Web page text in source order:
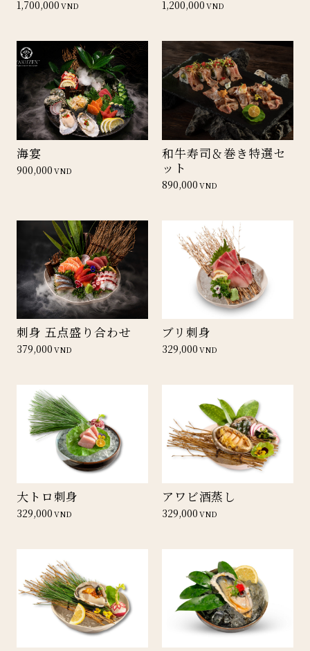
1,700,000VND 1,200,000VND
海宴
900,000VND
和牛寿司＆巻き特選セ
ット
890,000VND
刺身 五点盛り合わせ
379,000VND
ブリ刺身
329,000VND
大トロ刺身
329,000VND
アワビ酒蒸し
329,000VND